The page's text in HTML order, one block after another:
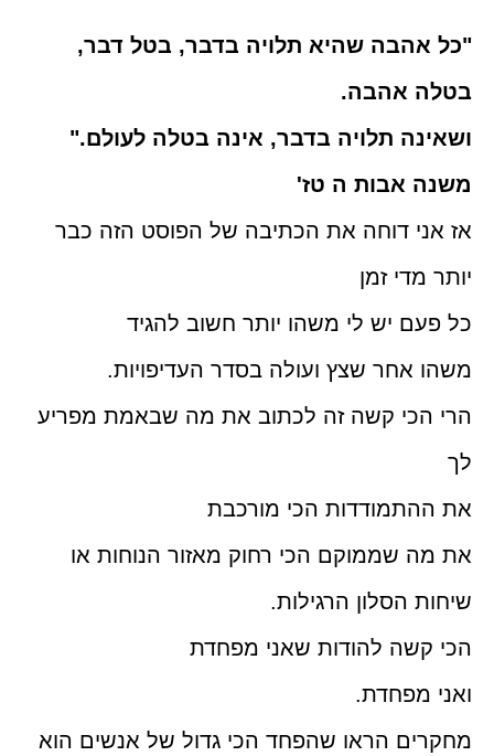
"כל אהבה שהיא תלויה בדבר, בטל דבר,
בטלה אהבה.
ושאינה תלויה בדבר, אינה בטלה לעולם."
משנה אבות ה טז'
אז אני דוחה את הכתיבה של הפוסט הזה כבר
יותר מדי זמן
כל פעם יש לי משהו יותר חשוב להגיד
משהו אחר שצץ ועולה בסדר העדיפויות.
הרי הכי קשה זה לכתוב את מה שבאמת מפריע
לך
את ההתמודדות הכי מורכבת
את מה שממוקם הכי רחוק מאזור הנוחות או
שיחות הסלון הרגילות.
הכי קשה להודות שאני מפחדת
ואני מפחדת.
מחקרים הראו שהפחד הכי גדול של אנשים הוא